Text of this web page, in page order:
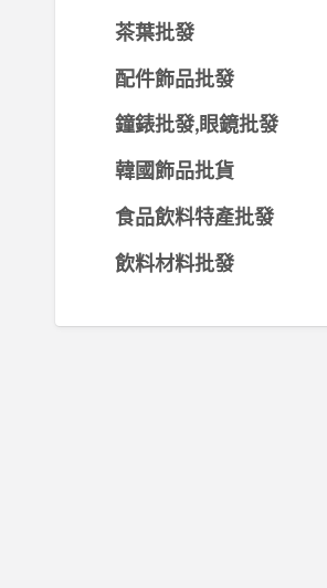
茶葉批發
配件飾品批發
鐘錶批發,眼鏡批發
韓國飾品批貨
食品飲料特產批發
飲料材料批發